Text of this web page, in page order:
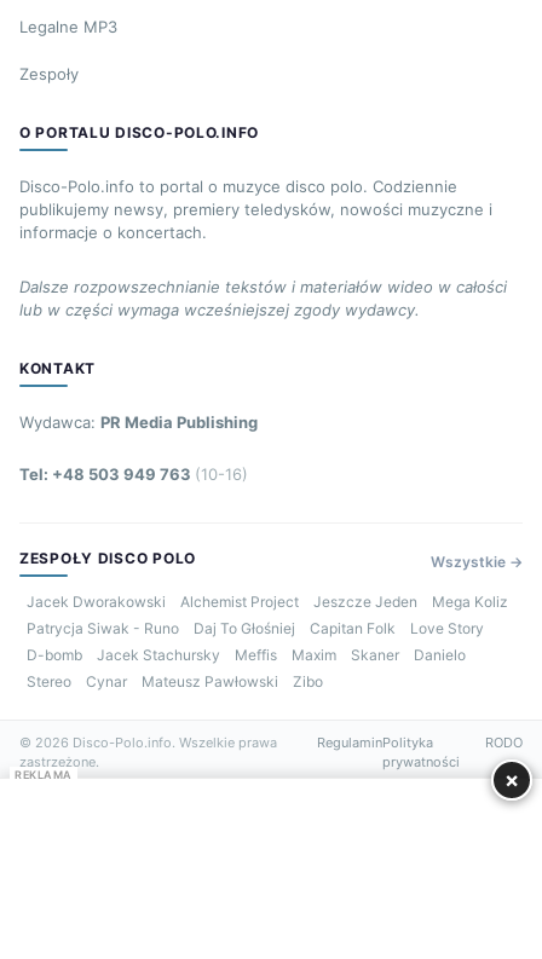
Legalne MP3
Zespoły
O PORTALU DISCO-POLO.INFO
Disco-Polo.info to portal o muzyce disco polo. Codziennie
publikujemy newsy, premiery teledysków, nowości muzyczne i
informacje o koncertach.
Dalsze rozpowszechnianie tekstów i materiałów wideo w całości
lub w części wymaga wcześniejszej zgody wydawcy.
KONTAKT
Wydawca: PR Media Publishing
Tel: +48 503 949 763 (10-16)
ZESPOŁY DISCO POLO Wszystkie →
Jacek Dworakowski Alchemist Project Jeszcze Jeden
Mega Koliz
Patrycja Siwak - Runo
Daj To Głośniej Capitan Folk
Love Story
D-bomb
Jacek Stachursky Meffis Maxim Skaner
Danielo
Stereo
Cynar Mateusz Pawłowski Zibo
© 2026 Disco-Polo.info. Wszelkie prawa
zastrzeżone.
RegulaminPolityka
prywatności
RODO
REKLAMA ×